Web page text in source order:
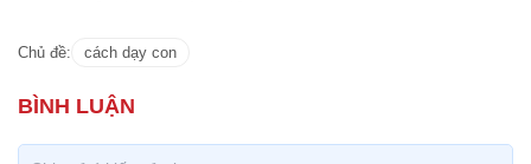
Chủ đề: cách dạy con